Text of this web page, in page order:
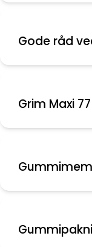
Gode råd
Grim Maxi